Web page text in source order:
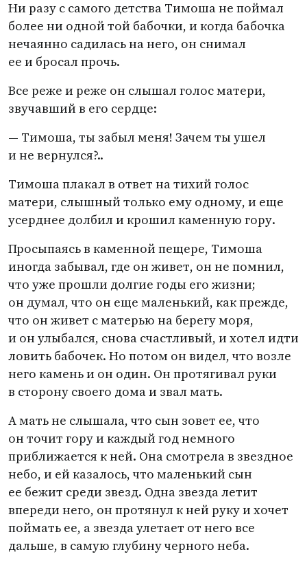
Ни разу с самого детства Тимоша не поймал
более ни одной той бабочки, и когда бабочка
нечаянно садилась на него, он снимал
ее и бросал прочь.
Все реже и реже он слышал голос матери,
звучавший в его сердце:
— Тимоша, ты забыл меня! Зачем ты ушел
и не вернулся?..
Тимоша плакал в ответ на тихий голос
матери, слышный только ему одному, и еще
усерднее долбил и крошил каменную гору.
Просыпаясь в каменной пещере, Тимоша
иногда забывал, где он живет, он не помнил,
что уже прошли долгие годы его жизни;
он думал, что он еще маленький, как прежде,
что он живет с матерью на берегу моря,
и он улыбался, снова счастливый, и хотел идти
ловить бабочек. Но потом он видел, что возле
него камень и он один. Он протягивал руки
в сторону своего дома и звал мать.
А мать не слышала, что сын зовет ее, что
он точит гору и каждый год немного
приближается к ней. Она смотрела в звездное
небо, и ей казалось, что маленький сын
ее бежит среди звезд. Одна звезда летит
впереди него, он протянул к ней руку и хочет
поймать ее, а звезда улетает от него все
дальше, в самую глубину черного неба.